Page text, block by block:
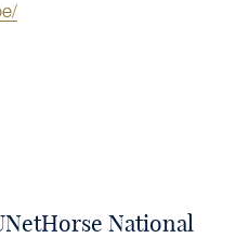
National